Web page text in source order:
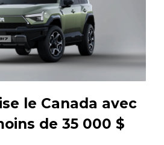
le Canada avec
de 35 000 $